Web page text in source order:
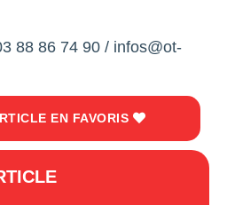
88 86 74 90 / infos@ot-
EN FAVORIS